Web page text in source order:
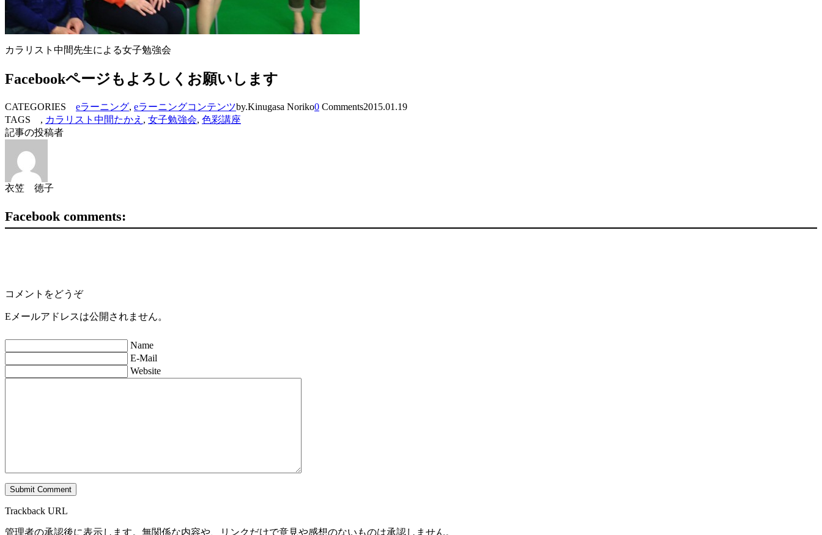
カラリスト中間先生による女子勉強会
Facebookページもよろしくお願いします
CATEGORIES eラーニング, eラーニングコンテンツby.Kinugasa Noriko0 Comments2015.01.19
TAGS , カラリスト中間たかえ , 女子勉強会, 色彩講座
記事の投稿者
衣笠 徳子
Facebook comments:
コメントをどうぞ
Eメールアドレスは公開されません。
Name
E-Mail
Website
Trackback URL
管理者の承認後に表示します。無関係な内容や、リンクだけで意見や感想のないものは承認しません。